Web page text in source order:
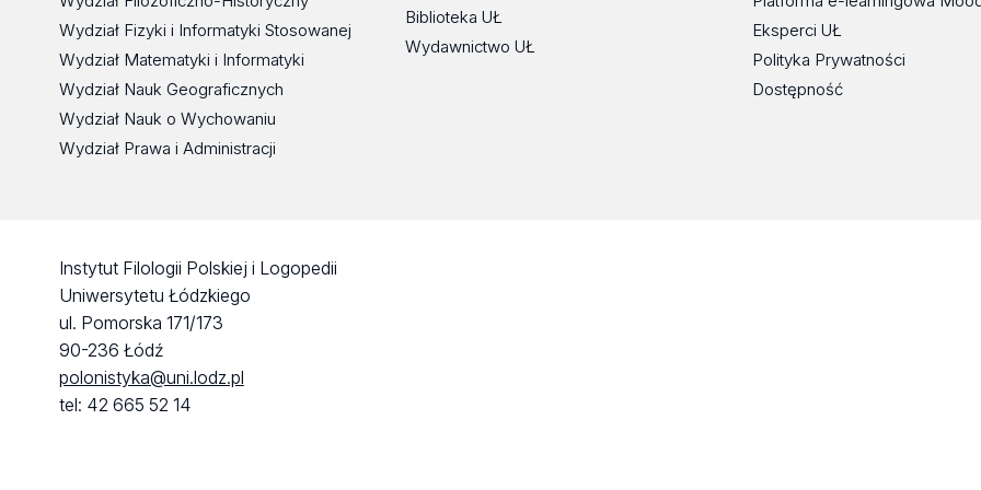
Wydział Fizyki i Informatyki Stosowanej
Wydział Matematyki i Informatyki
Wydział Nauk Geograficznych
Wydział Nauk o Wychowaniu
Wydział Prawa i Administracji
Biblioteka UŁ
Wydawnictwo UŁ
Eksperci UŁ
Polityka Prywatności
Dostępność
Instytut Filologii Polskiej i Logopedii
Uniwersytetu Łódzkiego
ul. Pomorska 171/173
90-236 Łódź
polonistyka@uni.lodz.pl
tel: 42 665 52 14